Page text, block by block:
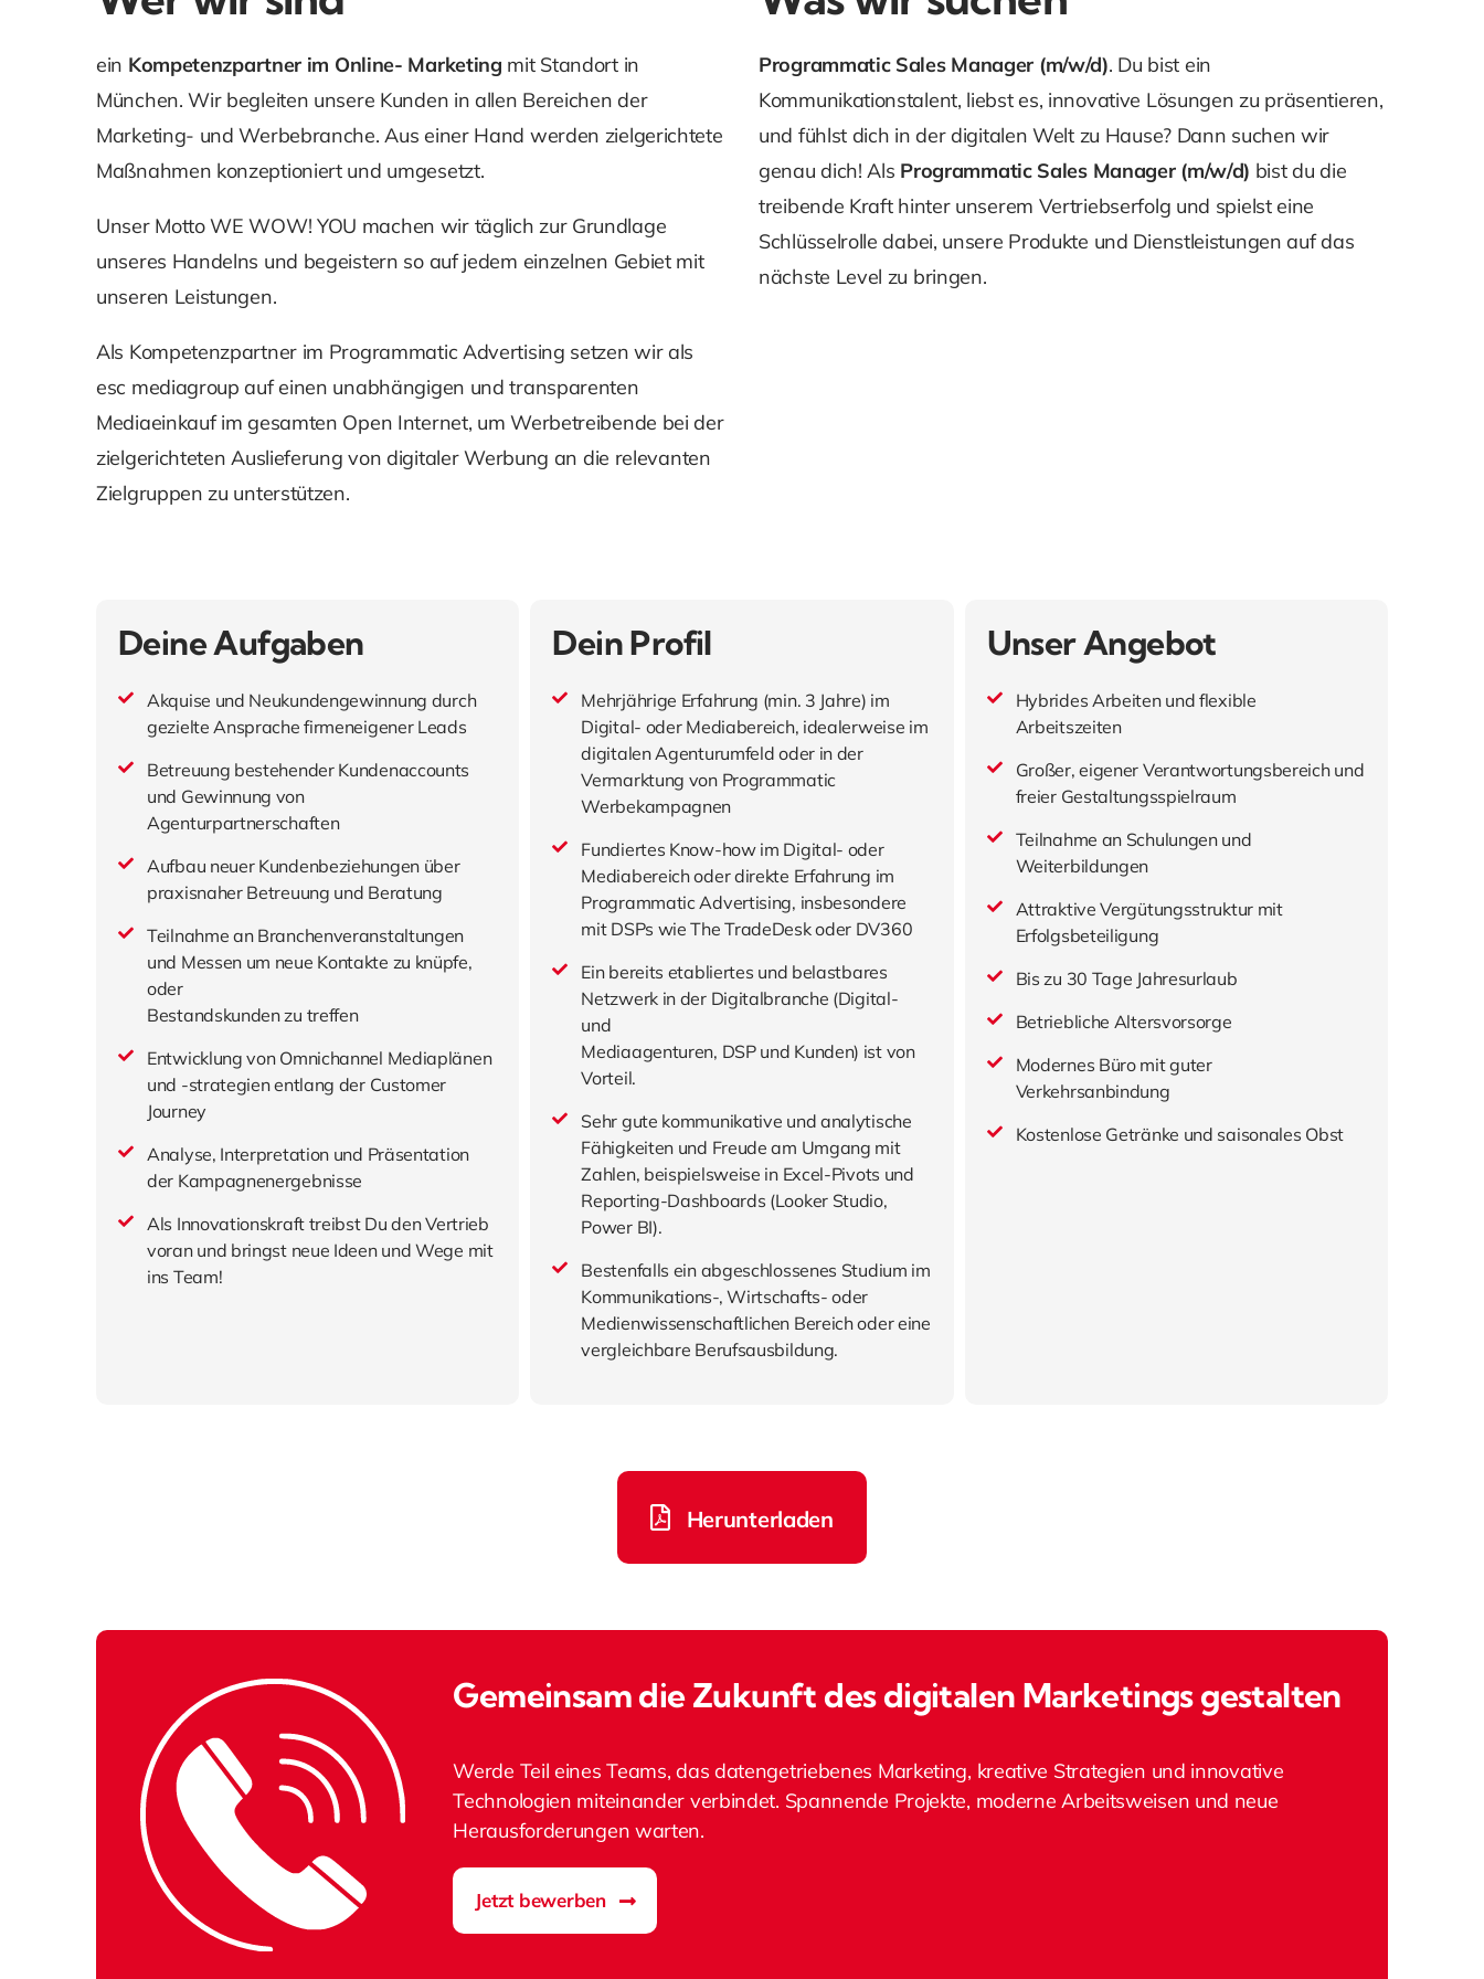
ein Kompetenzpartner im Online- Marketing mit Standort in
München. Wir begleiten unsere Kunden in allen Bereichen der
Marketing- und Werbebranche. Aus einer Hand werden zielgerichtete
Maßnahmen konzeptioniert und umgesetzt.
Unser Motto WE WOW! YOU machen wir täglich zur Grundlage
unseres Handelns und begeistern so auf jedem einzelnen Gebiet mit
unseren Leistungen.
Als Kompetenzpartner im Programmatic Advertising setzen wir als
esc mediagroup auf einen unabhängigen und transparenten
Mediaeinkauf im gesamten Open Internet, um Werbetreibende bei der
zielgerichteten Auslieferung von digitaler Werbung an die relevanten
Zielgruppen zu unterstützen.
Programmatic Sales Manager (m/w/d). Du bist ein
Kommunikationstalent, liebst es, innovative Lösungen zu präsentieren,
und fühlst dich in der digitalen Welt zu Hause? Dann suchen wir
genau dich! Als ProgrammaticSales Manager (m/w/d) bist du die
treibende Kraft hinter unserem Vertriebserfolg und spielst eine
Schlüsselrolle dabei, unsere Produkte und Dienstleistungen auf das
nächste Level zu bringen.
Deine Aufgaben
Akquise und Neukundengewinnung durch
gezielte Ansprache firmeneigener Leads
Betreuung bestehender Kundenaccounts
und Gewinnung von
Agenturpartnerschaften
Aufbau neuer Kundenbeziehungen über
praxisnaher Betreuung und Beratung
Teilnahme an Branchenveranstaltungen
und Messen um neue Kontakte zu knüpfe,
oder
Bestandskunden zu treffen
Entwicklung von Omnichannel Mediaplänen
und -strategien entlang der Customer
Journey
Analyse, Interpretation und Präsentation
der Kampagnenergebnisse
Als Innovationskraft treibst Du den Vertrieb
voran und bringst neue Ideen und Wege mit
ins Team!
Dein Profil
Mehrjährige Erfahrung (min. 3 Jahre) im
Digital- oder Mediabereich, idealerweise im
digitalen Agenturumfeld oder in der
Vermarktung von Programmatic
Werbekampagnen
Fundiertes Know-how im Digital- oder
Mediabereich oder direkte Erfahrung im
Programmatic Advertising, insbesondere
mit DSPs wie The TradeDesk oder DV360
Ein bereits etabliertes und belastbares
Netzwerk in der Digitalbranche (Digital-
und
Mediaagenturen, DSP und Kunden) ist von
Vorteil.
Sehr gute kommunikative und analytische
Fähigkeiten und Freude am Umgang mit
Zahlen, beispielsweise in Excel-Pivots und
Reporting-Dashboards (Looker Studio,
Power BI).
Bestenfalls ein abgeschlossenes Studium im
Kommunikations-, Wirtschafts- oder
Medienwissenschaftlichen Bereich oder eine
vergleichbare Berufsausbildung.
Unser Angebot
Hybrides Arbeiten und flexible
Arbeitszeiten
Großer, eigener Verantwortungsbereich und
freier Gestaltungsspielraum
Teilnahme an Schulungen und
Weiterbildungen
Attraktive Vergütungsstruktur mit
Erfolgsbeteiligung
Bis zu 30 Tage Jahresurlaub
Betriebliche Altersvorsorge
Modernes Büro mit guter
Verkehrsanbindung
Kostenlose Getränke und saisonales Obst
Herunterladen
Gemeinsam die Zukunft des digitalen Marketings gestalten
Werde Teil eines Teams, das datengetriebenes Marketing, kreative Strategien und innovative
Technologien miteinander verbindet. Spannende Projekte, moderne Arbeitsweisen und neue
Herausforderungen warten.
Jetzt bewerben